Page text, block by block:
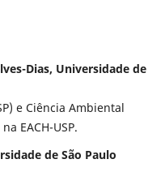
Dias, Universidade de
e Ciência Ambiental
EACH-USP.
de São Paulo